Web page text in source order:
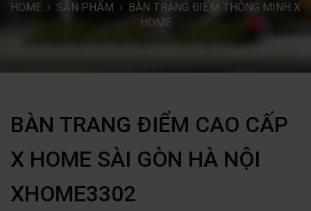
HOME SẢN PHẨM
BÀN TRANG ĐIỂM THÔNG MINH X
HOME
BÀN TRANG ĐIỂM CAO CẤP
X HOME SÀI GÒN HÀ NỘI
XHOME3302